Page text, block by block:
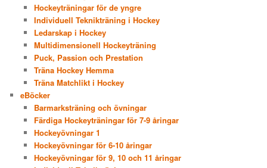
Hockeyträningar för de yngre
Individuell Teknikträning i Hockey
Ledarskap i Hockey
Multidimensionell Hockeyträning
Puck, Passion och Prestation
Träna Hockey Hemma
Träna Matchlikt i Hockey
eBöcker
Barmarksträning och övningar
Färdiga Hockeyträningar för 7-9 åringar
Hockeyövningar 1
Hockeyövningar för 6-10 åringar
Hockeyövningar för 9, 10 och 11 åringar